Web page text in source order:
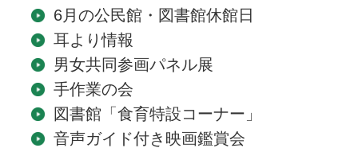
6月の公民館・図書館休館日
耳より情報
男女共同参画パネル展
手作業の会
図書館「食育特設コーナー」
音声ガイド付き映画鑑賞会